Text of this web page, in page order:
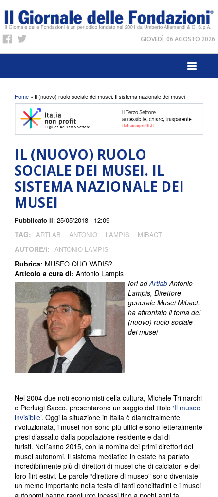
GIOVEDÌ, 06 AGOSTO 2026
Tu sei qui
Home » Il (nuovo) ruolo sociale dei musei. Il sistema nazionale dei musei
IL (NUOVO) RUOLO
SOCIALE DEI MUSEI. IL
SISTEMA NAZIONALE DEI
MUSEI
Pubblicato il: 25/05/2018 - 12:09
TAG: ARTLAB ANTONIO LAMPIS MIBACT
AUTORE/I: ANTONIO LAMPIS
Rubrica: MUSEO QUO VADIS?
Articolo a cura di: Antonio Lampis
Ieri adArtlabAntonio
Lampis, Direttore
generale Musei Mibact,
ha affrontato il tema del
(nuovo) ruolo sociale
dei musei
Nel 2004 due noti economisti della cultura, Michele Trimarchi
e Pierluigi Sacco, presentarono un saggio dal titolo ‘Il museo
invisibile’. Oggi la situazione in Italia è diametralmente
rivoluzionata, i musei non sono più uffici e sono letteralmente
presi d’assalto dalla popolazione residente e dai di
turisti. Nell’anno 2015, con la nomina dei primi direttori dei
musei autonomi, il sistema mediatico in estate ha parlato
incredibilmente più di direttori di musei che di calciatori e dei
loro flirt estivi. Le parole “direttore di museo” sono diventate
un meme importante nella testa di tanti concittadini e i musei